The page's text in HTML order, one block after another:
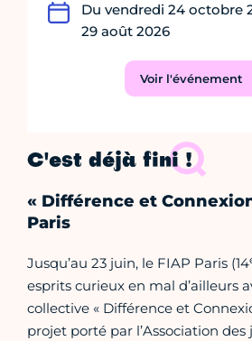
Du vendredi 24 octobre
29 août 2026
Voir l'événement
C'est déjà fini !
« Différence et
Paris
Jusqu’au 23 juin, le FIAP Paris (14
esprits curieux en mal d’ailleurs
collective « Différence et
projet porté par l’Association des